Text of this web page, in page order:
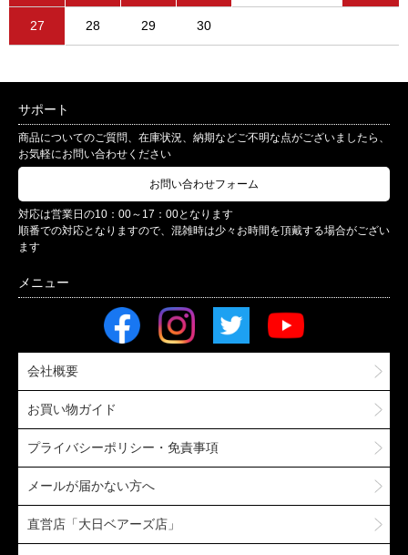
27 28 29 30
サポート
商品についてのご質問、在庫状況、納期などご不明な点がございましたら、
お気軽にお問い合わせください
お問い合わせフォーム
対応は営業日の10：00～17：00となります
順番での対応となりますので、混雑時は少々お時間を頂戴する場合がござい
ます
会社概要
お買い物ガイド
プライバシーポリシー・免責事項
メールが届かない方へ
直営店「大日ベアーズ店」